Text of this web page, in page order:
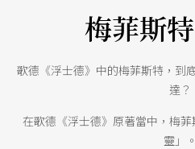
梅菲斯
歌德《浮士德》中的梅菲斯特，到
達？
在歌德《浮士德》原著當中，梅
靈」。